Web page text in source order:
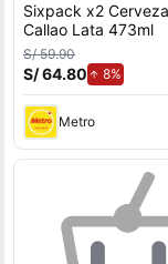
Sixpack x2
Callao Lata 473ml
S/ 59.90
S/ 64.80 8%
Metro